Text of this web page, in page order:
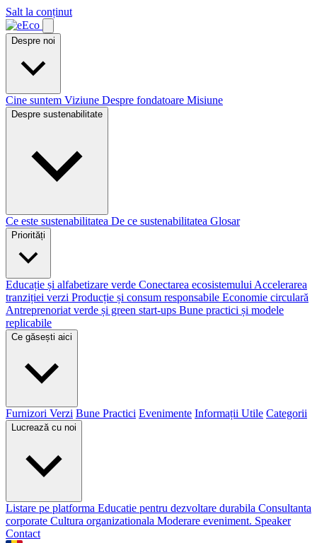
Salt la conținut
Despre noi
Cine suntem Viziune Despre fondatoare Misiune
Despre sustenabilitate
Ce este sustenabilitatea De ce sustenabilitatea Glosar
Priorități
Educație și alfabetizare verde Conectarea ecosistemului Accelerarea
tranziției verzi Producție și consum responsabile Economie circulară
Antreprenoriat verde și green start-ups Bune practici și modele
replicabile
Ce găsești aici
Furnizori Verzi Bune Practici Evenimente Informații Utile Categorii
Lucrează cu noi
Listare pe platforma Educatie pentru dezvoltare durabila Consultanta
corporate Cultura organizationala Moderare eveniment. Speaker
Contact